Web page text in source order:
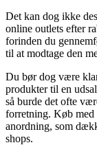
Det kan dog ikke
online outlets efter
forinden du
til at modtage den
Du bør dog være
produkter til en
så burde det ofte
forretning. Køb med
anordning, som
shops.